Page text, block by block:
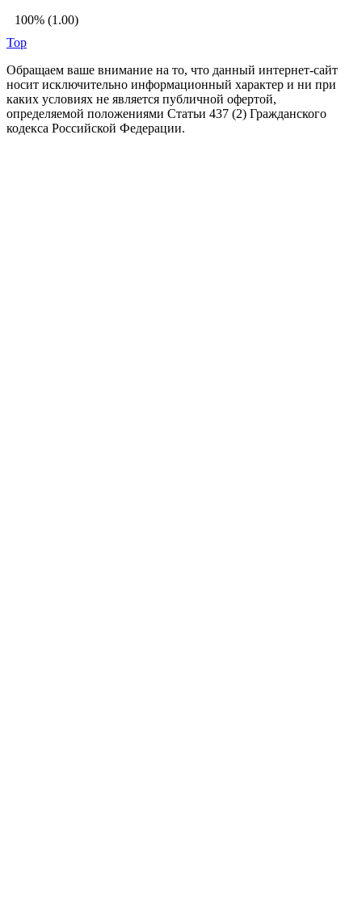
100% (1.00)
Top
Обращаем ваше внимание на то, что данный интернет-сайт
носит исключительно информационный характер и ни при
каких условиях не является публичной офертой,
определяемой положениями Статьи 437 (2) Гражданского
кодекса Российской Федерации.